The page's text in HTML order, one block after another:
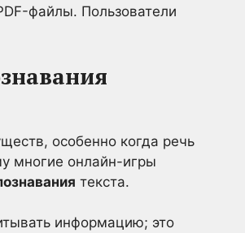
файлы. Пользователи
особенно когда речь
многие онлайн-игры
текста.
информацию; это